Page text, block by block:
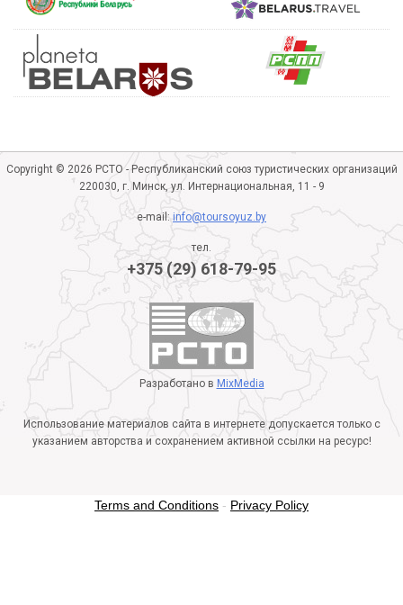
Copyright © 2026 РСТО - Республиканский союз туристических организаций
220030, г. Минск, ул. Интернациональная, 11 - 9
e-mail:info@toursoyuz.by
тел.
+375 (29) 618-79-95
Разработано в MixMedia
Использование материалов сайта в интернете допускается только с
указанием авторства и сохранением активной ссылки на ресурс!
Terms and Conditions - Privacy Policy